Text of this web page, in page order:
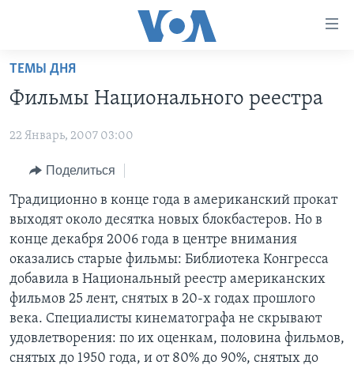
Перейти
основной
Перейти
навигации
Перейти
поиск
АМЕРИКА
НОВОСТИ ЗА МИНУТУ
ИТОГИ
ПОЧЕМУ ЭТО ВАЖНО?
ДИСКУССИЯ VOA
ДЕТАЛИ
НЬЮ-ЙОРК NEW YORK
АМЕРИКА. БОЛЬШОЕ ПУТЕШЕСТВИЕ
ПРОЕКТЫ
УЧИМ АНГЛИЙСКИЙ
НАША АМЕРИКАНСКАЯ ИСТОРИЯ
А КАК В АМЕРИКЕ?
АРТЕФАКТЫ
АМЕРИКАНСКИЕ ГОРОДКИ
ТЕСТЫ
ЭКСПЕРТИЗА
ИНТЕРВЬЮ
ФАКТЫ ПРОТИВ ФЕЙКОВ
ЗА СВОБОДУ ПРЕССЫ
УЧИМ АНГЛИЙСКИЙ
ВИДЕО
ПОДПИСКА НА НОВОСТИ
ТЕМЫ ДНЯ
Фильмы Национального реестра
22 Январь, 2007 03:00
Поделиться
Традиционно в конце года в американский прокат
выходят около десятка новых блокбастеров. Но в
конце декабря 2006 года в центре внимания
оказались старые фильмы: Библиотека Конгресса
добавила в Национальный реестр американских
фильмов 25 лент, снятых в 20-х годах прошлого
века. Специалисты кинематографа не скрывают
удовлетворения: по их оценкам, половина фильмов,
снятых до 1950 года, и от 80% до 90%, снятых до